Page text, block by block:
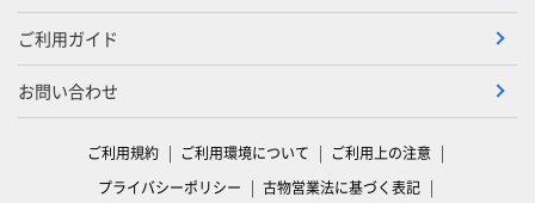
ご利用ガイド
お問い合わせ
ご利用規約 ご利用環境について
ご利用上の注意
プライバシーポリシー
古物営業法に基づく表記